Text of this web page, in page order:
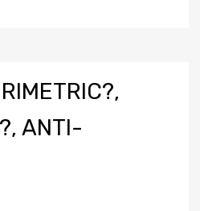
ANTI-